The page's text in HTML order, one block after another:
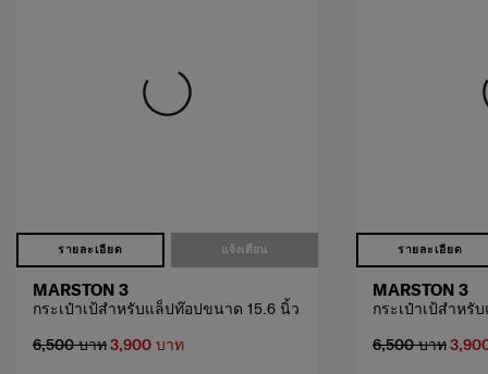
รายละเอียด แจ้งเตือน
MARSTON 3
กระเป๋าเป้สำหรับแล็ปท๊อปขนาด 15.6 นิ้ว
6,500 บาท3,900 บาท
รายละเอียด
MARSTON 3
กระเป๋าเป้สำหรั
6,500 บาท